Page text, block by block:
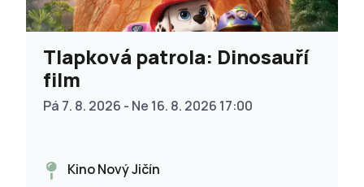
Tlapková patrola: Dinosauří
film
Pá 7. 8. 2026 - Ne 16. 8. 2026 17:00
Kino Nový Jičín